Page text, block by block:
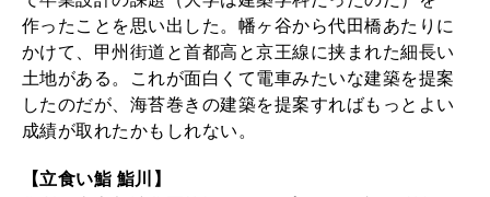
2026年2月号「良運を掴む 新・開運術。」
2026年1月号「猫がいれば、幸せ」
作ったことを思い出した。幡ヶ谷から代田橋あたりに
かけて、甲州街道と首都高と京王線に挟まれた細長い
土地がある。これが面白くて電車みたいな建築を提案
したのだが、海苔巻きの建築を提案すればもっとよい
成績が取れたかもしれない。
【立食い鮨 鮨川】